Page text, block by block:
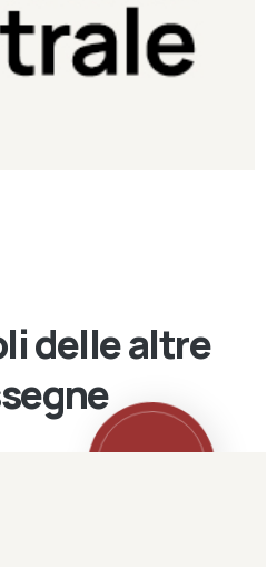
Teatrale
Teatro Eduardo de Filippo
delle altre